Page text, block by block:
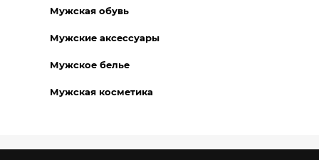
Мужская обувь
Мужские аксессуары
Мужское белье
Мужская косметика